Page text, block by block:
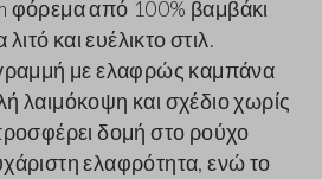
φόρεμα από 100% βαμβάκι
λιτό και ευέλικτο στιλ.
γραμμή με ελαφρώς καμπάνα
λαιμόκοψη και σχέδιο χωρίς
δομή στο ρούχο
ελαφρότητα, ενώ το